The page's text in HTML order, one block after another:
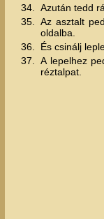
34.
Azután tedd
35.
Az asztalt
oldalba.
36.
És csinálj
37.
A lepelhez
réztalpat.